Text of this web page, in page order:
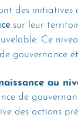
des
sur leur
Ce
gouvernance
au
de
des actions